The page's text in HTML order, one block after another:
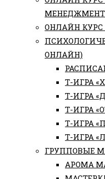
ОНЛАЙН КУРС
ОНЛАЙН)
Т-ИГРА
Т-ИГРА
Т-ИГРА
Т-ИГРА
Т-ИГРА
ГРУППОВЫЕ
АРОМА